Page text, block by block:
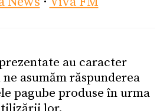
au caracter
asumăm răspunderea
pagube produse în urma